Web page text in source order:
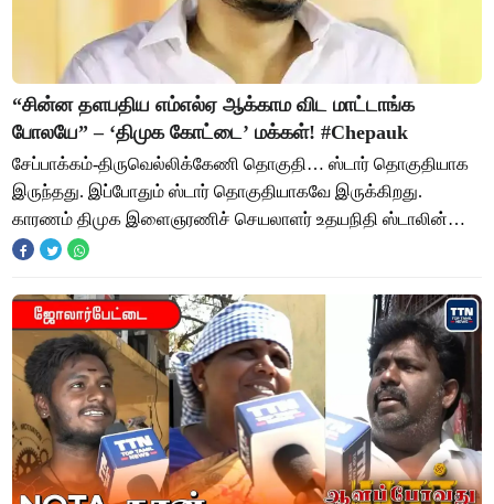
“சின்ன தளபதிய எம்எல்ஏ ஆக்காம விட மாட்டாங்க
போலயே” – ‘திமுக கோட்டை’ மக்கள்! #chepauk
சேப்பாக்கம்-திருவெல்லிக்கேணி தொகுதி… ஸ்டார் தொகுதியாக
இருந்தது. இப்போதும் ஸ்டார் தொகுதியாகவே இருக்கிறது.
காரணம் திமுக இளைஞரணிச் செயலாளர் உதயநிதி ஸ்டாலின்
போட்டியிடுகிறார். கருணாநிதி போட்டியிட்டு ஹாட்